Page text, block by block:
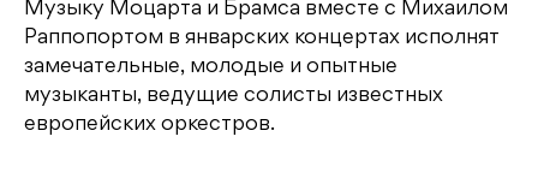
Музыку Моцарта и Брамса вместе с Михаилом
Раппопортом в январских концертах исполнят
замечательные, молодые и опытные
музыканты, ведущие солисты известных
европейских оркестров.